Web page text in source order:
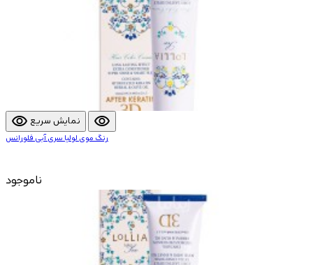
visibility نمایش سریع visibility
رنگ موی لولیا سری آبی فلورانس
ناموجود